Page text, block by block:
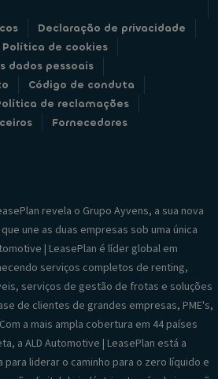
Declaração de privacidade
Política de cookies
dados pessoais
Código de conduta
de reclamações
Fornecedores
revela o Grupo Ayvens, a sua nova
une as duas empresas sob uma única
| LeasePlan é líder global em
serviços completos de renting,
serviços de gestão de frotas e soluções
de clientes de grandes empresas, PME's,
a mais ampla cobertura em 44 países
a ALD Automotive | LeasePlan está a
para liderar o caminho para o zero líquido e